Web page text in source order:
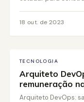
18 out. de 2023
TECNOLOGIA
Arquiteto
remuneração
Arquiteto DevOps: